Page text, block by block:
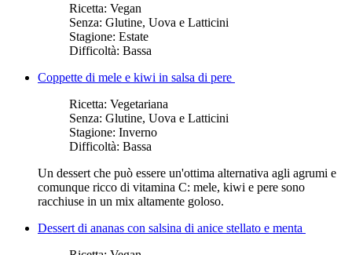
Ricetta: Vegan
Senza: Glutine, Uova e Latticini
Stagione: Estate
Difficoltà: Bassa
Coppette di mele e kiwi in salsa di pere
Ricetta: Vegetariana
Senza: Glutine, Uova e Latticini
Stagione: Inverno
Difficoltà: Bassa
Un dessert che può essere un'ottima alternativa agli agrumi e
comunque ricco di vitamina C: mele, kiwi e pere sono
racchiuse in un mix altamente goloso.
Dessert di ananas con salsina di anice stellato e menta